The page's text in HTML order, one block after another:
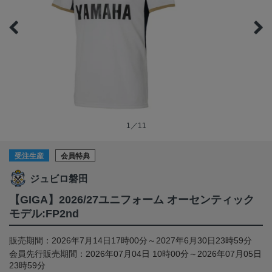
1／11
受注生産 会員特典
ジュビロ磐田
【GIGA】2026/27ユニフォーム オーセンティック
モデル:FP2nd
販売期間：2026年7月14日17時00分～2027年6月30日23時59分
会員先行販売期間：2026年07月04日 10時00分～2026年07月05日
23時59分